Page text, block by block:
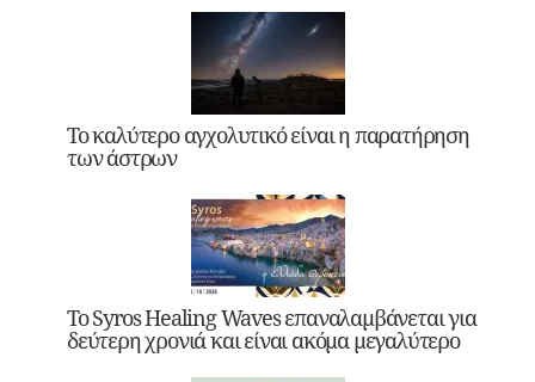
Το καλύτερο αγχολυτικό είναι η παρατήρηση
των άστρων
Το Syros Healing Waves επαναλαμβάνεται για
δεύτερη χρονιά και είναι ακόμα μεγαλύτερο